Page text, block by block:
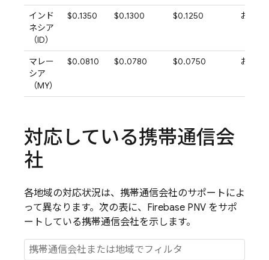
インド
ネシア
（ID）
$0.1350 $0.1300 $0.1250 お問い
マレー
シア
（MY）
$0.0810 $0.0780 $0.0750 お問い
対応している携帯通信会
社
各地域の対応状況は、携帯通信会社のサポートによ
って異なります。次の表に、 Firebase PNV をサポ
ートしている携帯通信会社を示します。